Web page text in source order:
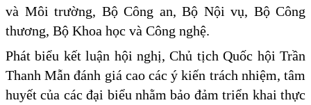
và Môi trường, Bộ Công an, Bộ Nội vụ, Bộ Công
thương, Bộ Khoa học và Công nghệ.
Phát biểu kết luận hội nghị, Chủ tịch Quốc hội Trần
Thanh Mẫn đánh giá cao các ý kiến trách nhiệm, tâm
huyết của các đại biểu nhằm bảo đảm triển khai thực